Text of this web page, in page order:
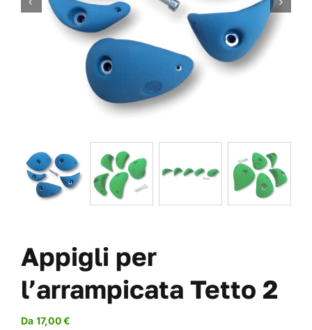
OFFERTE
CHI SIAMO
BLOG
IL MIO CONTO
CARRITO
Appigli per
l’arrampicata Tetto 2
Da 17,00€